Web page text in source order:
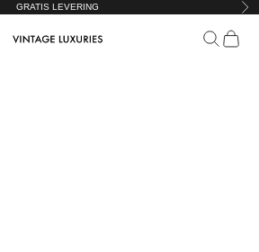
GRATIS LEVERING
Vintage Luxuries ÅbnÅbn